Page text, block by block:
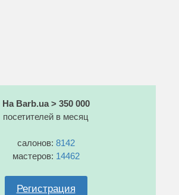
На Barb.ua > 350 000
посетителей в месяц
салонов: 8142
мастеров: 14462
Регистрация